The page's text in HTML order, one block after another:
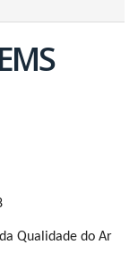
Qualidade do Ar